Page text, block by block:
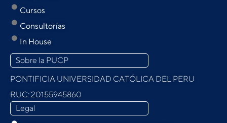
Cursos
Consultorías
In House
Sobre la PUCP
PONTIFICIA UNIVERSIDAD CATÓLICA DEL PERU
RUC: 20155945860
Legal